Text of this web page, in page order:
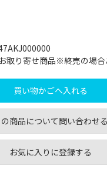
お取り寄せ商品※終売の場合
お気に入りに登録する
の商品について問い合わせる